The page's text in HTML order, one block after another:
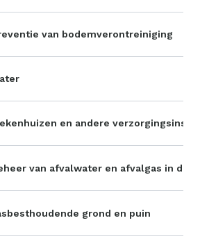
van bodemverontreiniging
en andere
van afvalwater en afvalgas in de
grond en puin